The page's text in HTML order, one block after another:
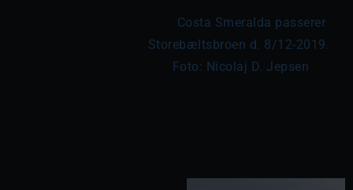
Storebæltsbroen d. 8/12-2019.
Foto: Nicolaj D. Jepsen